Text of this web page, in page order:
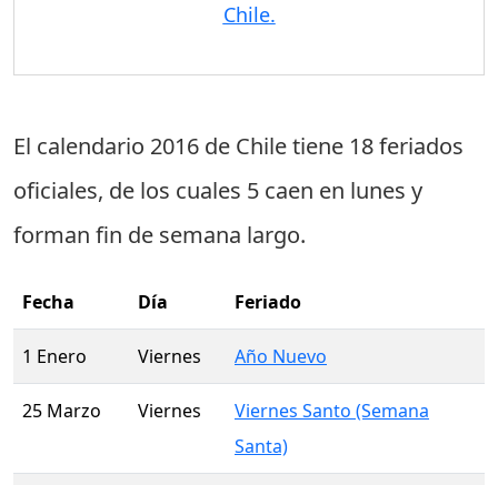
Chile.
El calendario 2016 de Chile tiene 18 feriados
oficiales, de los cuales 5 caen en lunes y
forman fin de semana largo.
Fecha Día Feriado
1 Enero Viernes Año Nuevo
25 Marzo Viernes
Viernes Santo (Semana
Santa)